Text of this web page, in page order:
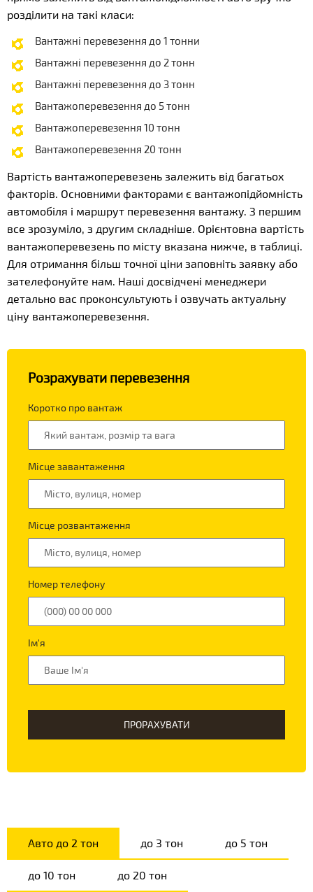
розділити на такі класи:
Вантажні перевезення до 1 тонни
Вантажні перевезення до 2 тонн
Вантажні перевезення до 3 тонн
Вантажоперевезення до 5 тонн
Вантажоперевезення 10 тонн
Вантажоперевезення 20 тонн
Вартість вантажоперевезень залежить від багатьох
факторів. Основними факторами є вантажопідйомність
автомобіля і маршрут перевезення вантажу. З першим
все зрозуміло, з другим складніше. Орієнтовна вартість
вантажоперевезень по місту вказана нижче, в таблиці.
Для отримання більш точної ціни заповніть заявку або
зателефонуйте нам. Наші досвідчені менеджери
детально вас проконсультують і озвучать актуальну
ціну вантажоперевезення.
Розрахувати перевезення
Коротко про вантаж
Місце завантаження
Місце розвантаження
Номер телефону
Ім'я
ПРОРАХУВАТИ
Авто до 2 тон до 3 тон до 5 тон
до 10 тон до 20 тон